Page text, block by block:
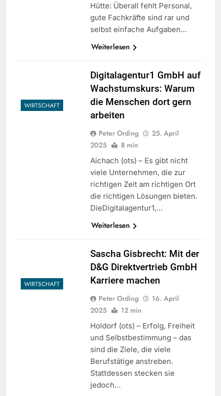
Hütte: Überall fehlt Personal,
gute Fachkräfte sind rar und
selbst einfache Aufgaben…
Weiterlesen
WIRTSCHAFT
Digitalagentur1 GmbH auf
Wachstumskurs: Warum
die Menschen dort gern
arbeiten
Peter Ording
25. April
2025
8 min
Aichach (ots) – Es gibt nicht
viele Unternehmen, die zur
richtigen Zeit am richtigen Ort
die richtigen Lösungen bieten.
DieDigitalagentur1,…
Weiterlesen
WIRTSCHAFT
Sascha Gisbrecht: Mit der
D&G Direktvertrieb GmbH
Karriere machen
Peter Ording
16. April
2025
12 min
Holdorf (ots) – Erfolg, Freiheit
und Selbstbestimmung – das
sind die Ziele, die viele
Berufstätige anstreben.
Stattdessen stecken sie
jedoch…